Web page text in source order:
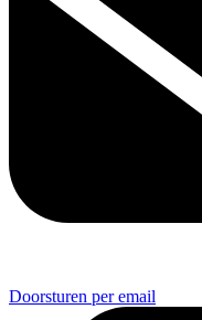
Doorsturen per email